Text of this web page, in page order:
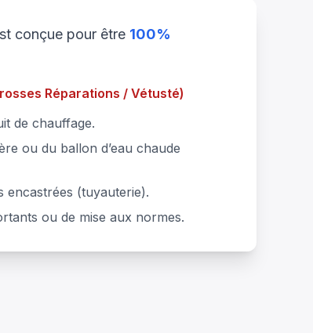
conçue pour être 100%
Réparations / Vétusté)
de chauffage.
ou du ballon d’eau chaude
encastrées (tuyauterie).
ou de mise aux normes.